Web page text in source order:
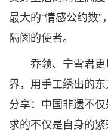
最大的“情感公约数
隔阂的使者。
乔领、宁雪君更
界，用手工绣出的
分享：中国非遗不
求的不仅是自身的